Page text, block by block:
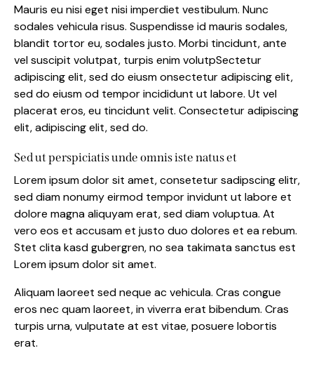
Mauris eu nisi eget nisi imperdiet vestibulum. Nunc
sodales vehicula risus. Suspendisse id mauris sodales,
blandit tortor eu, sodales justo. Morbi tincidunt, ante
vel suscipit volutpat, turpis enim volutpSectetur
adipiscing elit, sed do eiusm onsectetur adipiscing elit,
sed do eiusm od tempor incididunt ut labore. Ut vel
placerat eros, eu tincidunt velit. Consectetur adipiscing
elit, adipiscing elit, sed do.
Sed ut perspiciatis unde omnis iste natus et
Lorem ipsum dolor sit amet, consetetur sadipscing elitr,
sed diam nonumy eirmod tempor invidunt ut labore et
dolore magna aliquyam erat, sed diam voluptua. At
vero eos et accusam et justo duo dolores et ea rebum.
Stet clita kasd gubergren, no sea takimata sanctus est
Lorem ipsum dolor sit amet.
Aliquam laoreet sed neque ac vehicula. Cras congue
eros nec quam laoreet, in viverra erat bibendum. Cras
turpis urna, vulputate at est vitae, posuere lobortis
erat.